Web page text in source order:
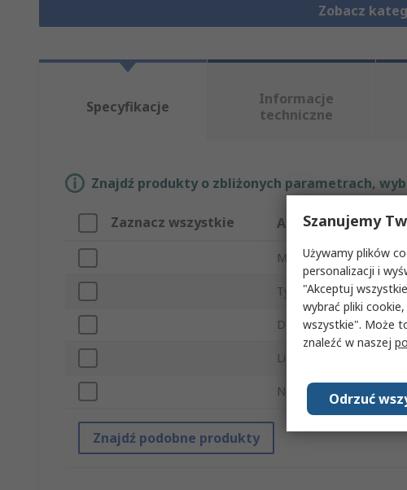
Zobacz
Specyfikacje
Informacje
techniczne
Znajdź produkty o zbliżonych parametrach,
Zaznacz wszystkie Atrybut
Marka
Typ produktu
Do użytku z
Liczba elementów
Normy/Zatwierdzenia
Znajdź podobne produkty
Szanujemy
Używamy plików
personalizacji i
"Akceptuj
wybrać pliki
wszystkie". Może
znaleźć w naszej
Odrzuć